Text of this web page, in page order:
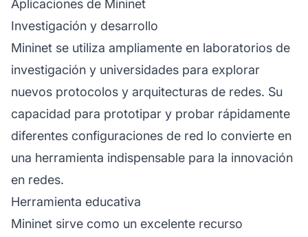
Aplicaciones de Mininet
Investigación y desarrollo
Mininet se utiliza ampliamente en laboratorios de
investigación y universidades para explorar
nuevos protocolos y arquitecturas de redes. Su
capacidad para prototipar y probar rápidamente
diferentes configuraciones de red lo convierte en
una herramienta indispensable para la innovación
en redes.
Herramienta educativa
Mininet sirve como un excelente recurso